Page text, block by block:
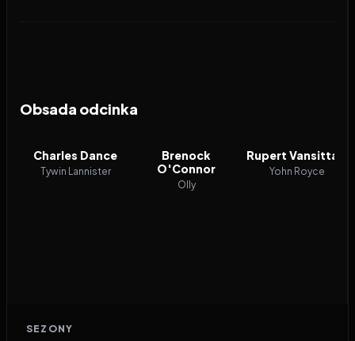
Obsada odcinka
Charles Dance
Tywin Lannister
Brenock
O'Connor
Olly
Rupert Vansittart
Yohn Royce
SEZONY